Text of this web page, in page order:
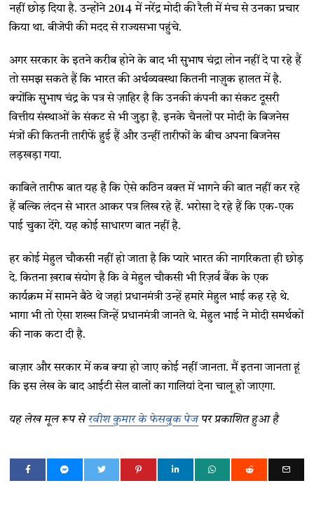
नहीं छोड़ दिया है. उन्होंने 2014 में नरेंद्र मोदी की रैली में मंच से उनका प्रचार
किया था. बीजेपी की मदद से राज्यसभा पहुंचे.
अगर सरकार के इतने करीब होने के बाद भी सुभाष चंद्रा लोन नहीं दे पा रहे हैं
तो समझ सकते हैं कि भारत की अर्थव्यवस्था कितनी नाज़ुक हालत में है.
क्योंकि सुभाष चंद्र के पत्र से ज़ाहिर है कि उनकी कंपनी का संकट दूसरी
वित्तीय संस्थाओं के संकट से भी जुड़ा है. इनके चैनलों पर मोदी के बिजनेस
मंत्रों की कितनी तारीफें हुई हैं और उन्हीं तारीफों के बीच अपना बिजनेस
लड़खड़ा गया.
काबिले तारीफ बात यह है कि ऐसे कठिन वक्त में भागने की बात नहीं कर रहे
हैं बल्कि लंदन से भारत आकर पत्र लिख रहे हैं. भरोसा दे रहे हैं कि एक-एक
पाई चुका देंगे. यह कोई साधारण बात नहीं है.
हर कोई मेहुल चौकसी नहीं हो जाता है कि प्यारे भारत की नागरिकता ही छोड़
दे. कितना ख़राब संयोग है कि वे मेहुल चौकसी भी रिज़र्व बैंक के एक
कार्यक्रम में सामने बैठे थे जहां प्रधानमंत्री उन्हें हमारे मेहुल भाई कह रहे थे.
भागा भी तो ऐसा शख्स जिन्हें प्रधानमंत्री जानते थे. मेहुल भाई ने मोदी समर्थकों
की नाक कटा दी है.
बाज़ार और सरकार में कब क्या हो जाए कोई नहीं जानता. मैं इतना जानता हूं
कि इस लेख के बाद आईटी सेल वालों का गालियां देना चालू हो जाएगा.
यह लेख मूल रूप सेरवीश कुमार के फेसबुक पेजपर प्रकाशित हुआ है